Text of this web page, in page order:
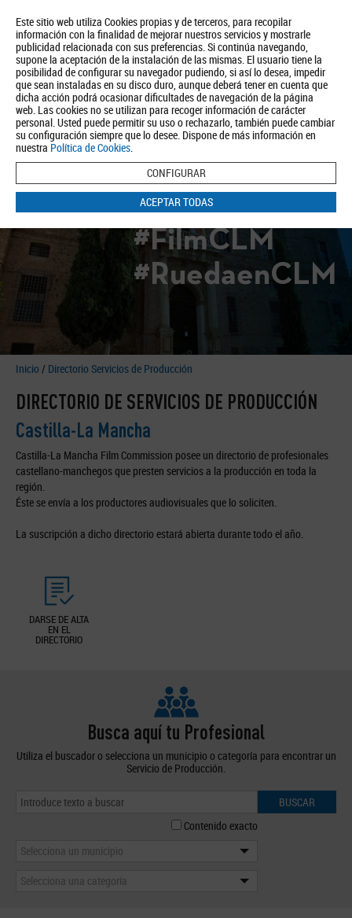
Este sitio web utiliza Cookies propias y de terceros, para recopilar
información con la finalidad de mejorar nuestros servicios y mostrarle
publicidad relacionada con sus preferencias. Si continúa navegando,
supone la aceptación de la instalación de las mismas. El usuario tiene la
posibilidad de configurar su navegador pudiendo, si así lo desea, impedir
que sean instaladas en su disco duro, aunque deberá tener en cuenta que
dicha acción podrá ocasionar dificultades de navegación de la página
web. Las cookies no se utilizan para recoger información de carácter
personal. Usted puede permitir su uso o rechazarlo, también puede cambiar
su configuración siempre que lo desee. Dispone de más información en
nuestra Política de Cookies.
CONFIGURAR
ACEPTAR TODAS
Quiénes somos Turismo Política de Privacidad Aviso Legal
Política de Cookies
BUSCAR
#FilmCLM
#RuedaenCLM
Inicio / Directorio Servicios de Producción
DIRECTORIO DE SERVICIOS DE PRODUCCIÓN
Castilla-La Mancha
Castilla-La Mancha Film Commission posee un directorio de profesionales
castellano-manchegos que presten servicios a la producción en toda la
región.
Éste se envía a los productores audiovisuales que lo soliciten.
La suscripción a dicho directorio estará abierta durante todo el año.
DARSE DE ALTA
EN EL
DIRECTORIO
Busca aquí tu Profesional
Utiliza el buscador o selecciona un municipio o categoría para encontrar un
Servicio de Producción.
BUSCAR
Contenido exacto
Selecciona un municipio
Selecciona una categoría